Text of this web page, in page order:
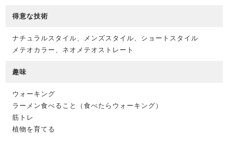
得意な技術
ナチュラルスタイル、メンズスタイル、ショートスタイル
メテオカラー、ネオメテオストレート
趣味
ウォーキング
ラーメン食べること（食べたらウォーキング）
筋トレ
植物を育てる